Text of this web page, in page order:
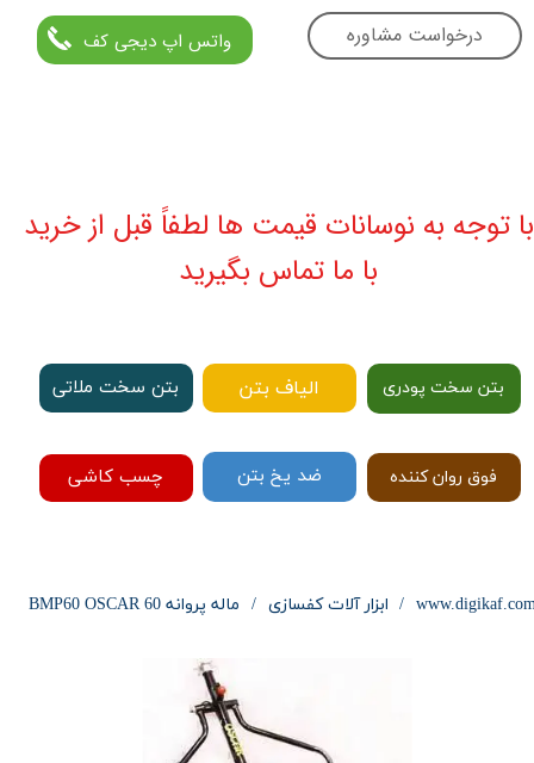
درخواست مشاوره واتس اپ دیجی کف
ابزار آلات کفسازی ماله پروانه 60 BMP60 OSCAR
با توجه به نوسانات قیمت ها لطفاً قبل از خرید
با ما تماس بگیرید
بتن سخت پودری بتن سخت ملاتی الیاف بتن
چسب کاشی فوق روان کننده ضد یخ بتن